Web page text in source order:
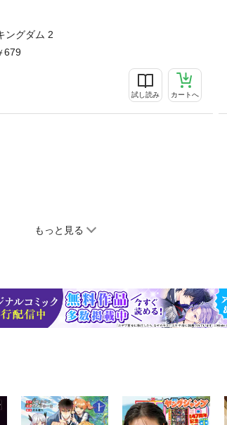
ングダム 2
679
試し読み カートへ
もっと見る